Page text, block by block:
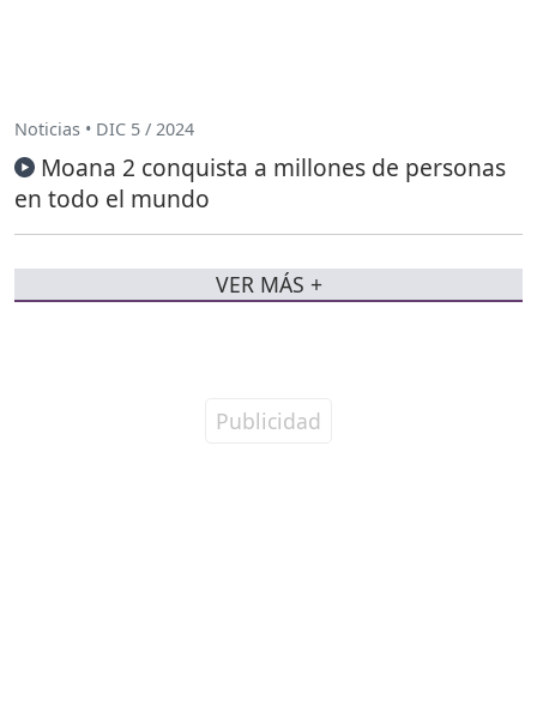
Noticias • DIC 5 / 2024
Moana 2 conquista a millones de personas
en todo el mundo
VER MÁS +